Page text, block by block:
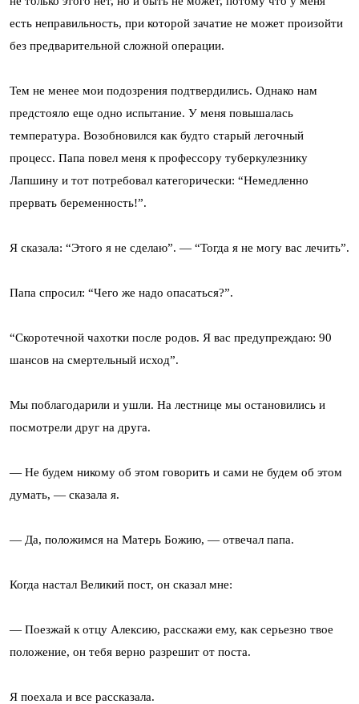
есть неправильность, при которой зачатие не может произойти
без предварительной сложной операции.
Тем не менее мои подозрения подтвердились. Однако нам
предстояло еще одно испытание. У меня повышалась
температура. Возобновился как будто старый легочный
процесс. Папа повел меня к профессору туберкулезнику
Лапшину и тот потребовал категорически: “Немедленно
прервать беременность!”.
Я сказала: “Этого я не сделаю”. — “Тогда я не могу вас лечить”.
Папа спросил: “Чего же надо опасаться?”.
“Скоротечной чахотки после родов. Я вас предупреждаю: 90
шансов на смертельный исход”.
Мы поблагодарили и ушли. На лестнице мы остановились и
посмотрели друг на друга.
— Не будем никому об этом говорить и сами не будем об этом
думать, — сказала я.
— Да, положимся на Матерь Божию, — отвечал папа.
Когда настал Великий пост, он сказал мне:
— Поезжай к отцу Алексию, расскажи ему, как серьезно твое
положение, он тебя верно разрешит от поста.
Я поехала и все рассказала.